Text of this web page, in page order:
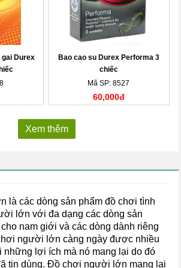
gai Durex
Bao cao su Durex Performa 3
chiếc
Mã SP: 8527
60,000đ
Xem thêm
là các dòng sản phẩm đồ chơi tình
lớn với đa dạng các dòng sản
nam giới và các dòng dành riêng
người lớn càng ngày được nhiều
lợi ích mà nó mang lại do đó
tin dùng. Đồ chơi người lớn mang lại